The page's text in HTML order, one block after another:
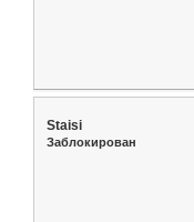
Staisi
Заблокирован